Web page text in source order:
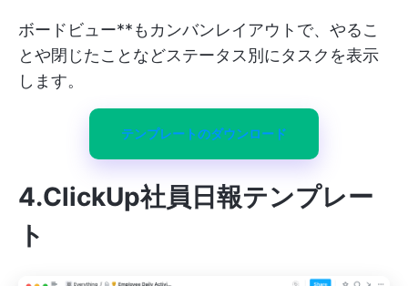
ボードビュー**もカンバンレイアウトで、やるこ
とや閉じたことなどステータス別にタスクを表示
します。
テンプレートのダウンロード
4.ClickUp社員日報テンプレー
ト